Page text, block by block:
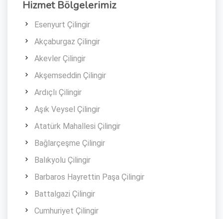
Hizmet Bölgelerimiz
Esenyurt Çilingir
Akçaburgaz Çilingir
Akevler Çilingir
Akşemseddin Çilingir
Ardıçlı Çilingir
Aşık Veysel Çilingir
Atatürk Mahallesi Çilingir
Bağlarçeşme Çilingir
Balıkyolu Çilingir
Barbaros Hayrettin Paşa Çilingir
Battalgazi Çilingir
Cumhuriyet Çilingir